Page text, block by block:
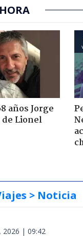
años Jorge
Lionel
> Noticia
2026 | 09:42